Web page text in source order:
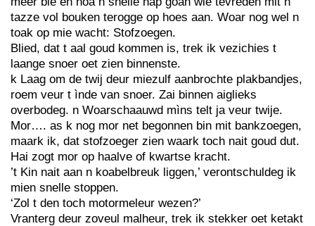
tazze vol bouken terogge op hoes aan. Woar nog wel n
toak op mie wacht: Stofzoegen.
Blied, dat t aal goud kommen is, trek ik vezichies t
laange snoer oet zien binnenste.
k Laag om de twij deur miezulf aanbrochte plakbandjes,
roem veur t ìnde van snoer. Zai binnen aiglieks
overbodeg. n Woarschaauwd mìns telt ja veur twije.
Mor…. as k nog mor net begonnen bin mit bankzoegen,
maark ik, dat stofzoeger zien waark toch nait goud dut.
Hai zogt mor op haalve of kwartse kracht.
’t Kin nait aan n koabelbreuk liggen,’ verontschuldeg ik
mien snelle stoppen.
‘Zol t den toch motormeleur wezen?’
Vranterg deur zoveul malheur, trek ik stekker oet ketakt